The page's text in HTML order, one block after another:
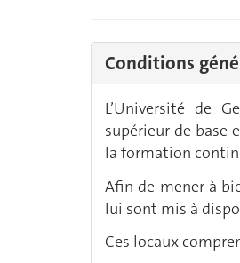
Conditions
L’Université de
supérieur de base
la formation
Afin de mener à
lui sont mis à
Ces locaux